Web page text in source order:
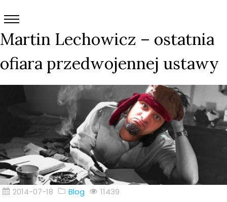
Martin Lechowicz – ostatnia
ofiara przedwojennej ustawy
2014-07-18 Blog 11439